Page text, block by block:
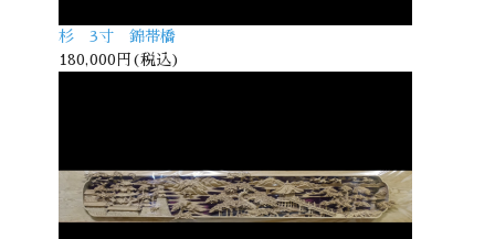
杉 3寸 錦帯橋
180,000円(税込)